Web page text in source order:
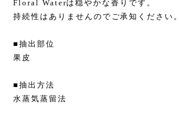
Floral Waterは穏やかな香りです。
持続性はありませんのでご承知ください。
■抽出部位
果皮
■抽出方法
水蒸気蒸留法